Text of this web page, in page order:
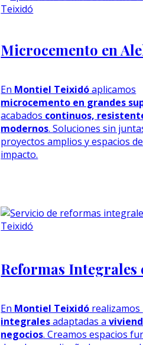
Microcemento en
En Montiel Teixidóaplicamos
microcemento en grandes
acabados continuos,
modernos. Soluciones sin
proyectos amplios y espacios
impacto.
Reformas Integrales
En Montiel Teixidó realizamos
integralesadaptadas a
negocios. Creamos espacios